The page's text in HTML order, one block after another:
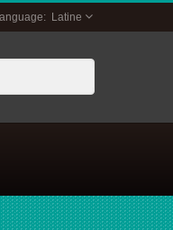
Latine